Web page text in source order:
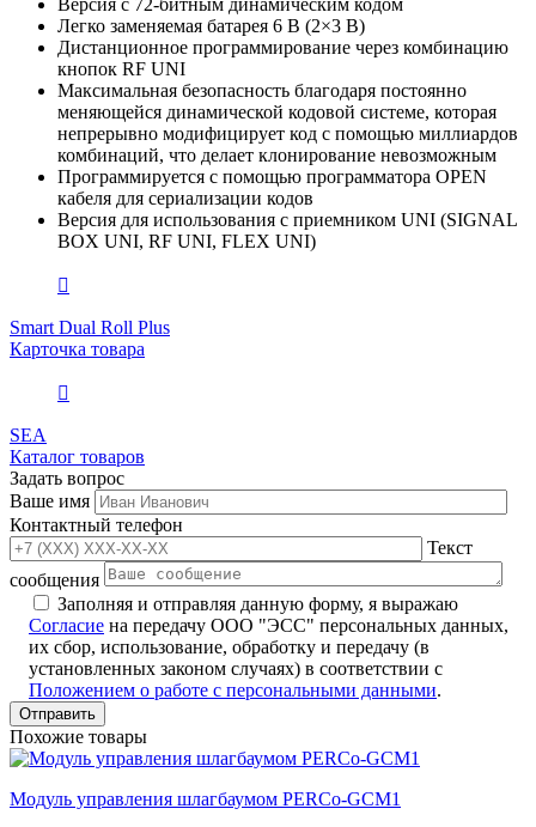
Легко заменяемая батарея 6 В (2×3 В)
Дистанционное программирование через комбинацию
кнопок RF UNI
Максимальная безопасность благодаря постоянно
меняющейся динамической кодовой системе, которая
непрерывно модифицирует код с помощью миллиардов
комбинаций, что делает клонирование невозможным
Программируется с помощью программатора OPEN
кабеля для сериализации кодов
Версия для использования с приемником UNI (SIGNAL
BOX UNI, RF UNI, FLEX UNI)
Smart Dual Roll Plus
Карточка товара
SEA
Каталог товаров
Задать вопрос
Ваше имя
Контактный телефон
Текст
сообщения
Заполняя и отправляя данную форму, я выражаю
Согласие на передачу ООО "ЭСС" персональных данных,
их сбор, использование, обработку и передачу (в
установленных законом случаях) в соответствии с
Положением о работе с персональными данными.
Похожие товары
Модуль управления шлагбаумом PERCo-GCM1